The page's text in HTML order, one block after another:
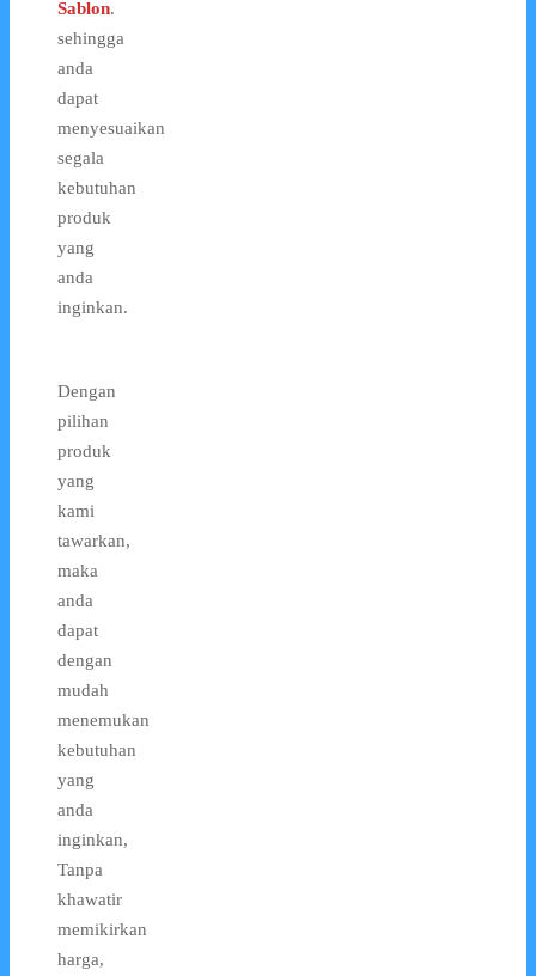
Sablon.
sehingga
anda
dapat
menyesuaikan
segala
kebutuhan
produk
yang
anda
inginkan.
Dengan
pilihan
produk
yang
kami
tawarkan,
maka
anda
dapat
dengan
mudah
menemukan
kebutuhan
yang
anda
inginkan,
Tanpa
khawatir
memikirkan
harga,